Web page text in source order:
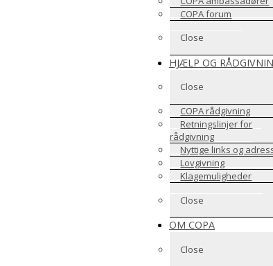
COPA forum
Close
HJÆLP OG
Close
COPA rådgivning
Retningslinjer for
rådgivning
Nyttige links og
Lovgivning
Klagemuligheder
Close
OM COPA
Close